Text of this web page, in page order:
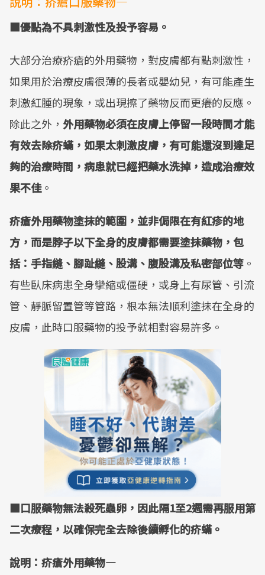
■優點為不具刺激性及投予容易。
大部分治療疥瘡的外用藥物，對皮膚都有點刺激性，
如果用於治療皮膚很薄的長者或嬰幼兒，有可能產生
刺激紅腫的現象，或出現擦了藥物反而更癢的反應。
除此之外， 外用藥物必須在皮膚上停留一段時間才能
有效去除疥蟎，如果太刺激皮膚，有可能還沒到達足
夠的治療時間，病患就已經把藥水洗掉，造成治療效
果不佳。
疥瘡外用藥物塗抹的範圍，並非侷限在有紅疹的地
方，而是脖子以下全身的皮膚都需要塗抹藥物，包
括：手指縫、腳趾縫、股溝、腹股溝及私密部位等 。
有些臥床病患全身攣縮或僵硬，或身上有尿管、引流
管、靜脈留置管等管路，根本無法順利塗抹在全身的
皮膚，此時口服藥物的投予就相對容易許多。
■口服藥物無法殺死蟲卵，因此隔1至2週需再服用第
二次療程，以確保完全去除後續孵化的疥蟎。
說明：疥瘡外用藥物—